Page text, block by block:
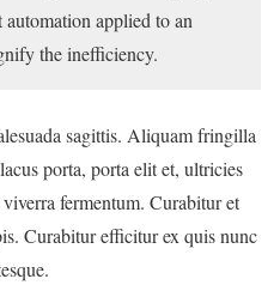
applied to an
the inefficiency.
sagittis. Aliquam fringilla
porta, porta elit et, ultricies
fermentum. Curabitur et
Curabitur efficitur ex quis nunc